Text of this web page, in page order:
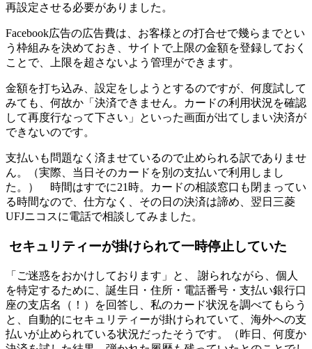
再設定させる必要がありました。
Facebook広告の広告費は、お客様との打合せで幾らまでとい
う枠組みを決めておき、サイトで上限の金額を登録しておく
ことで、上限を超さないよう管理ができます。
金額を打ち込み、設定をしようとするのですが、何度試して
みても、何故か「決済できません。カードの利用状況を確認
して再度行なって下さい」といった画面が出てしまい決済が
できないのです。
支払いも問題なく済ませているので止められる訳でありませ
ん。（実際、当日そのカードを別の支払いで利用しまし
た。） 時間はすでに21時。カードの相談窓口も閉まってい
る時間なので、仕方なく、その日の決済は諦め、翌日三菱
UFJニコスに電話で相談してみました。
セキュリティーが掛けられて一時停止していた
「ご迷惑をおかけしております」と、 謝られながら、個人
を特定するために、誕生日・住所・電話番号・支払い銀行口
座の支店名（！）を回答し、私のカード状況を調べてもらう
と、自動的にセキュリティーが掛けられていて、海外への支
払いが止められている状況だったそうです。（昨日、何度か